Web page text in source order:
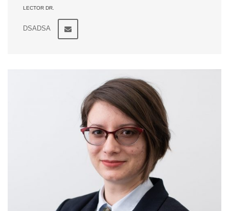
LECTOR DR.
DSADSA